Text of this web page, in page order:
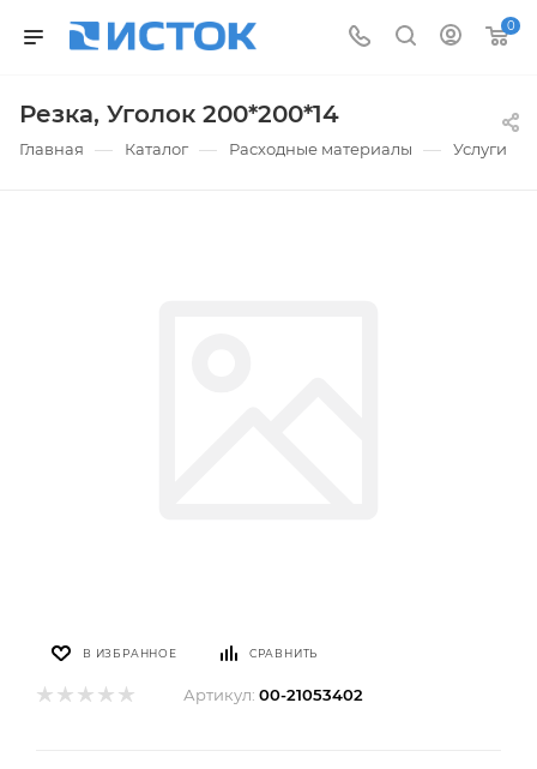
0
Резка, Уголок 200*200*14
Главная — Каталог — Расходные материалы — Услуги
В ИЗБРАННОЕ СРАВНИТЬ
Артикул: 00-21053402